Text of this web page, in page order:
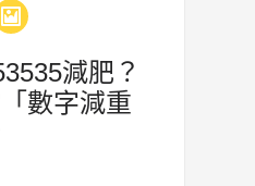
減肥？
數字減重